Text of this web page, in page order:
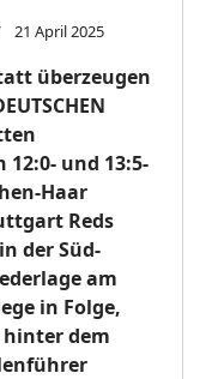
21 April 2025
überzeugen
und 13:5-
Haar
Reds
der Süd-
am
in Folge,
hinter dem